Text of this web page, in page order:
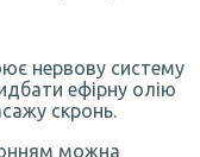
нервову систему
ефірну олію
скронь.
можна